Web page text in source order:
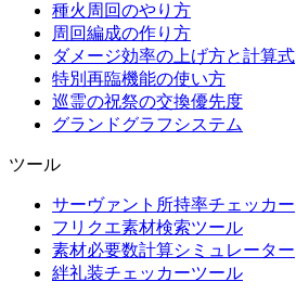
種火周回のやり方
周回編成の作り方
ダメージ効率の上げ方と計算式
特別再臨機能の使い方
巡霊の祝祭の交換優先度
グランドグラフシステム
ツール
サーヴァント所持率チェッカー
フリクエ素材検索ツール
素材必要数計算シミュレーター
絆礼装チェッカーツール